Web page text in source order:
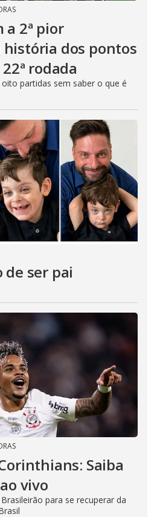
a 2ª pior
dos pontos
rodada
partidas sem saber o que é
de ser pai
Saiba
vivo
para se recuperar da